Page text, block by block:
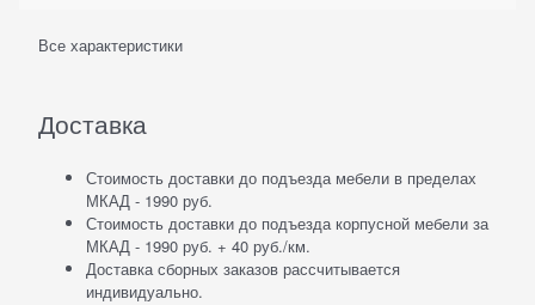
Все характеристики
Доставка
Стоимость доставки до подъезда мебели в пределах
МКАД - 1990 руб.
Стоимость доставки до подъезда корпусной мебели за
МКАД - 1990 руб. + 40 руб./км.
Доставка сборных заказов рассчитывается
индивидуально.